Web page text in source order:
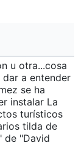
u otra...cosa
a entender
se ha
instalar La
turísticos
tilda de
de "David